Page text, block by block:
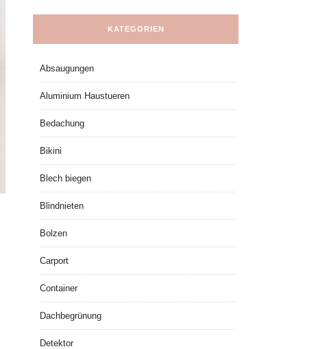
KATEGORIEN
Absaugungen
Aluminium Haustueren
Bedachung
Bikini
Blech biegen
Blindnieten
Bolzen
Carport
Container
Dachbegrünung
Detektor